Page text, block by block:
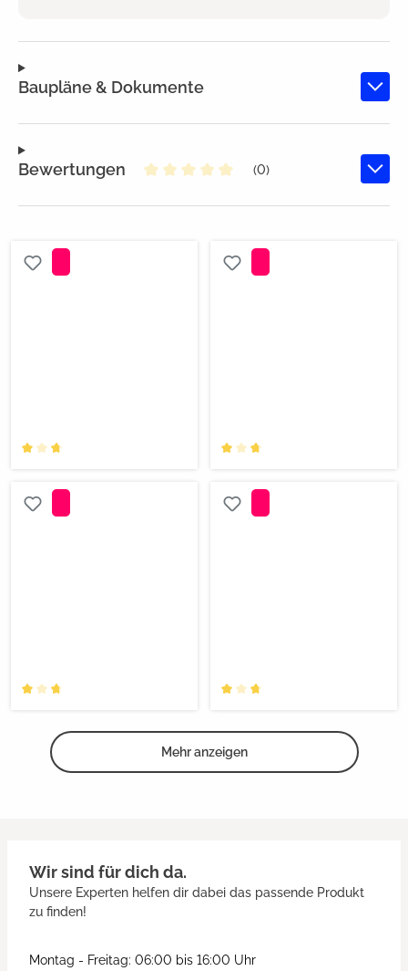
Baupläne & Dokumente
Bewertungen
(0)
Mehr anzeigen
Wir sind für dich da.
Unsere Experten helfen dir dabei das passende Produkt
zu finden!
Montag - Freitag: 06:00 bis 16:00 Uhr